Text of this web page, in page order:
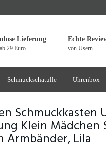
Lieferung
29 Euro
Echte
von Usern
Schmuckschatulle Uhrenbox
Schmuckkasten
Klein Mädchen
Armbänder, Lila